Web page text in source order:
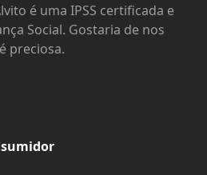
é uma IPSS certificada e
Social. Gostaria de nos
preciosa.